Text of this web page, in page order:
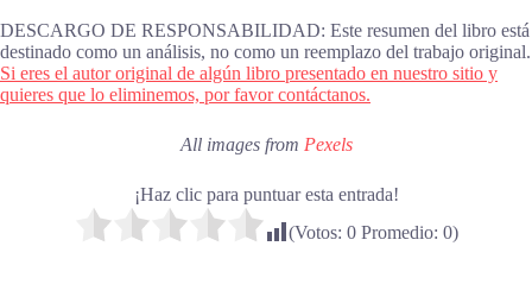
DESCARGO DE RESPONSABILIDAD: Este resumen del libro está
destinado como un análisis, no como un reemplazo del trabajo original.
Si eres el autor original de algún libro presentado en nuestro sitio y
quieres que lo eliminemos, por favor contáctanos.
All images from Pexels
¡Haz clic para puntuar esta entrada!
(Votos: 0Promedio: 0)